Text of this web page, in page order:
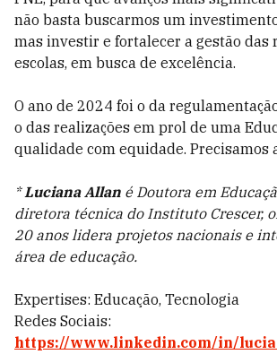
não basta buscarmos um
mas investir e fortalecer a gestão das
escolas, em busca de excelência.
O ano de 2024 foi o da
o das realizações em prol de uma
qualidade com equidade. Precisamos
* Luciana Allan é Doutora em
diretora técnica do Instituto Crescer,
20 anos lidera projetos nacionais e
área de educação.
Expertises: Educação, Tecnologia
Redes Sociais:
https://www.linkedin.com/in/